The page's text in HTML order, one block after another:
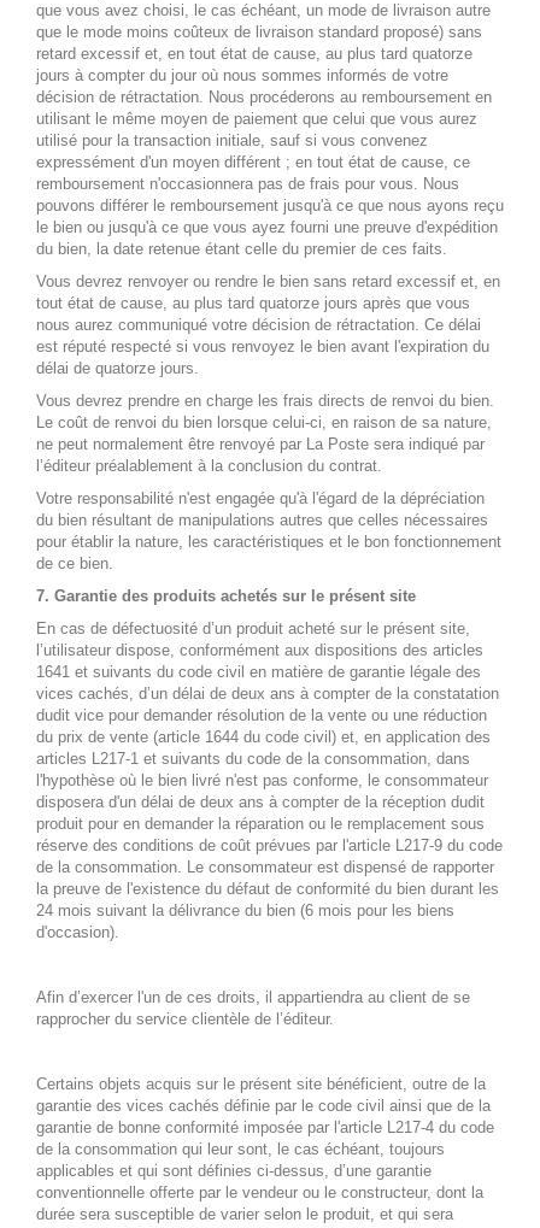
que vous avez choisi, le cas échéant, un mode de livraison autre
que le mode moins coûteux de livraison standard proposé) sans
retard excessif et, en tout état de cause, au plus tard quatorze
jours à compter du jour où nous sommes informés de votre
décision de rétractation. Nous procéderons au remboursement en
utilisant le même moyen de paiement que celui que vous aurez
utilisé pour la transaction initiale, sauf si vous convenez
expressément d'un moyen différent ; en tout état de cause, ce
remboursement n'occasionnera pas de frais pour vous. Nous
pouvons différer le remboursement jusqu'à ce que nous ayons reçu
le bien ou jusqu'à ce que vous ayez fourni une preuve d'expédition
du bien, la date retenue étant celle du premier de ces faits.
Vous devrez renvoyer ou rendre le bien sans retard excessif et, en
tout état de cause, au plus tard quatorze jours après que vous
nous aurez communiqué votre décision de rétractation. Ce délai
est réputé respecté si vous renvoyez le bien avant l'expiration du
délai de quatorze jours.
Vous devrez prendre en charge les frais directs de renvoi du bien.
Le coût de renvoi du bien lorsque celui-ci, en raison de sa nature,
ne peut normalement être renvoyé par La Poste sera indiqué par
l’éditeur préalablement à la conclusion du contrat.
Votre responsabilité n'est engagée qu'à l'égard de la dépréciation
du bien résultant de manipulations autres que celles nécessaires
pour établir la nature, les caractéristiques et le bon fonctionnement
de ce bien.
7. Garantie des produits achetés sur le présent site
En cas de défectuosité d’un produit acheté sur le présent site,
l’utilisateur dispose, conformément aux dispositions des articles
1641 et suivants du code civil en matière de garantie légale des
vices cachés, d’un délai de deux ans à compter de la constatation
dudit vice pour demander résolution de la vente ou une réduction
du prix de vente (article 1644 du code civil) et, en application des
articles L217-1 et suivants du code de la consommation, dans
l'hypothèse où le bien livré n'est pas conforme, le consommateur
disposera d'un délai de deux ans à compter de la réception dudit
produit pour en demander la réparation ou le remplacement sous
réserve des conditions de coût prévues par l'article L217-9 du code
de la consommation. Le consommateur est dispensé de rapporter
la preuve de l'existence du défaut de conformité du bien durant les
24 mois suivant la délivrance du bien (6 mois pour les biens
d'occasion).
Afin d’exercer l'un de ces droits, il appartiendra au client de se
rapprocher du service clientèle de l’éditeur.
Certains objets acquis sur le présent site bénéficient, outre de la
garantie des vices cachés définie par le code civil ainsi que de la
garantie de bonne conformité imposée par l'article L217-4 du code
de la consommation qui leur sont, le cas échéant, toujours
applicables et qui sont définies ci-dessus, d’une garantie
conventionnelle offerte par le vendeur ou le constructeur, dont la
durée sera susceptible de varier selon le produit, et qui sera